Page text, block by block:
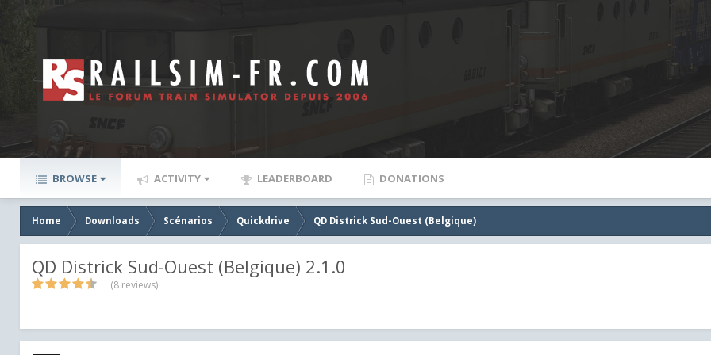
BROWSE ACTIVITY LEADERBOARD DONATIONS
Home Downloads Scénarios Quickdrive QD Districk Sud-Ouest (Belgique)
QD Districk Sud-Ouest (Belgique) 2.1.0
(8 reviews)